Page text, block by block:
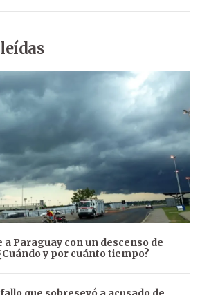
a Paraguay con un descenso de
y por cuánto tiempo?